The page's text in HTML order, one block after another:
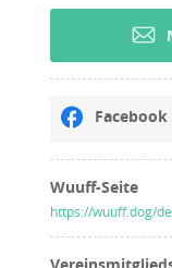
Facebook
Wuuff-Seite
https://wuuff.dog/